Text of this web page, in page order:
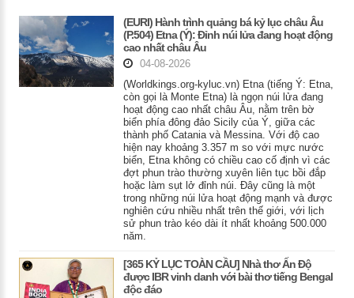
(EURI) Hành trình quảng bá kỷ lục châu Âu
(P.504) Etna (Ý): Đỉnh núi lửa đang hoạt động
cao nhất châu Âu
04-08-2026
(Worldkings.org-kyluc.vn) Etna (tiếng Ý: Etna,
còn gọi là Monte Etna) là ngọn núi lửa đang
hoạt động cao nhất châu Âu, nằm trên bờ
biển phía đông đảo Sicily của Ý, giữa các
thành phố Catania và Messina. Với độ cao
hiện nay khoảng 3.357 m so với mực nước
biển, Etna không có chiều cao cố định vì các
đợt phun trào thường xuyên liên tục bồi đắp
hoặc làm sụt lở đỉnh núi. Đây cũng là một
trong những núi lửa hoạt động mạnh và được
nghiên cứu nhiều nhất trên thế giới, với lịch
sử phun trào kéo dài ít nhất khoảng 500.000
năm.
[365 KỶ LỤC TOÀN CẦU] Nhà thơ Ấn Độ
được IBR vinh danh với bài thơ tiếng Bengal
độc đáo